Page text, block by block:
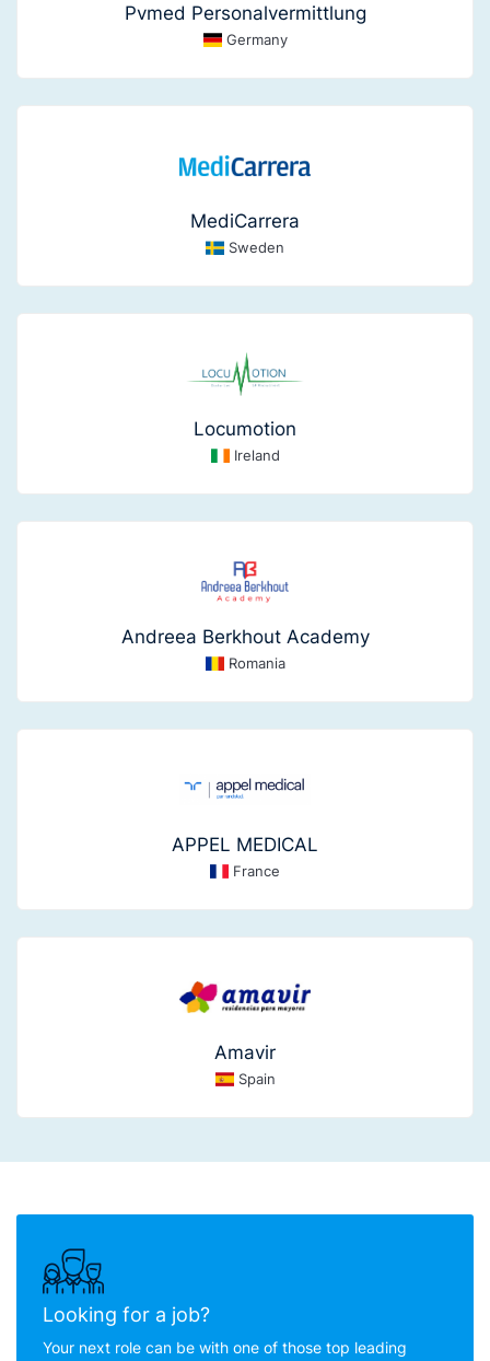
Pvmed Personalvermittlung
Germany
MediCarrera
Sweden
Locumotion
Ireland
Andreea Berkhout Academy
Romania
APPEL MEDICAL
France
Amavir
Spain
Looking for a job?
Your next role can be with one of those top leading